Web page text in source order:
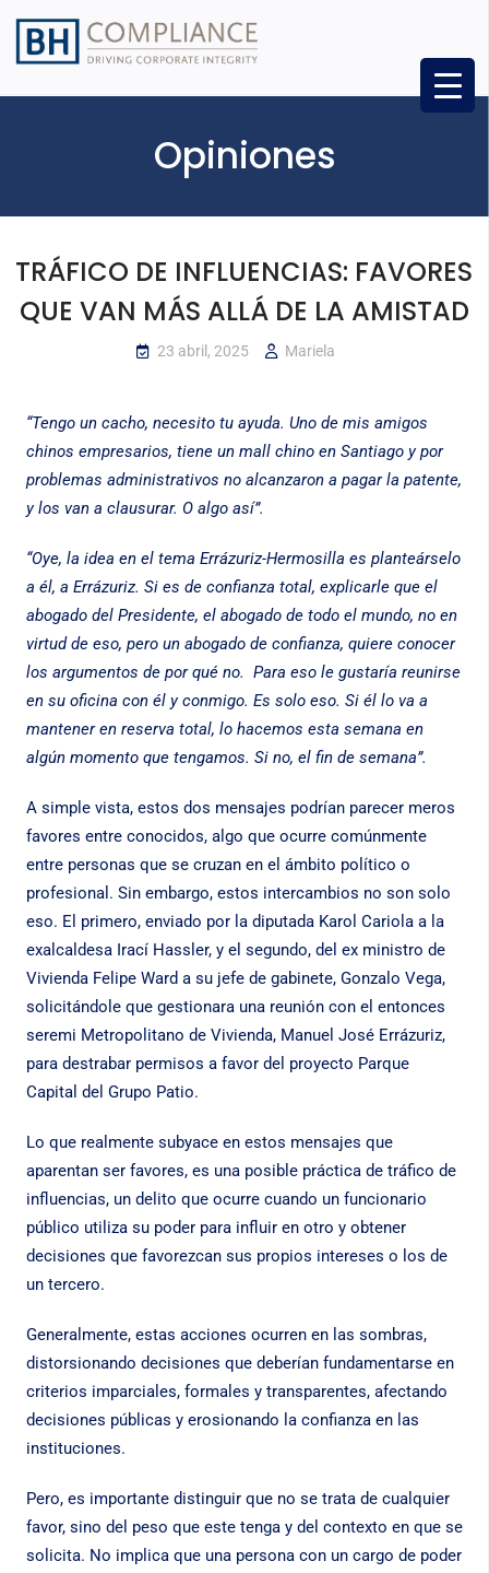
Opiniones
TRÁFICO DE INFLUENCIAS: FAVORES
QUE VAN MÁS ALLÁ DE LA AMISTAD
23 abril, 2025 Mariela
“Tengo un cacho, necesito tu ayuda. Uno de mis amigos
chinos empresarios, tiene un mall chino en Santiago y por
problemas administrativos no alcanzaron a pagar la patente,
y los van a clausurar. O algo así”.
“Oye, la idea en el tema Errázuriz-Hermosilla es planteárselo
a él, a Errázuriz. Si es de confianza total, explicarle que el
abogado del Presidente, el abogado de todo el mundo, no en
virtud de eso, pero un abogado de confianza, quiere conocer
los argumentos de por qué no. Para eso le gustaría reunirse
en su oficina con él y conmigo. Es solo eso. Si él lo va a
mantener en reserva total, lo hacemos esta semana en
algún momento que tengamos. Si no, el fin de semana”.
A simple vista, estos dos mensajes podrían parecer meros
favores entre conocidos, algo que ocurre comúnmente
entre personas que se cruzan en el ámbito político o
profesional. Sin embargo, estos intercambios no son solo
eso. El primero, enviado por la diputada Karol Cariola a la
exalcaldesa Irací Hassler, y el segundo, del ex ministro de
Vivienda Felipe Ward a su jefe de gabinete, Gonzalo Vega,
solicitándole que gestionara una reunión con el entonces
seremi Metropolitano de Vivienda, Manuel José Errázuriz,
para destrabar permisos a favor del proyecto Parque
Capital del Grupo Patio.
Lo que realmente subyace en estos mensajes que
aparentan ser favores, es una posible práctica de tráfico de
influencias, un delito que ocurre cuando un funcionario
público utiliza su poder para influir en otro y obtener
decisiones que favorezcan sus propios intereses o los de
un tercero.
Generalmente, estas acciones ocurren en las sombras,
distorsionando decisiones que deberían fundamentarse en
criterios imparciales, formales y transparentes, afectando
decisiones públicas y erosionando la confianza en las
instituciones.
Pero, es importante distinguir que no se trata de cualquier
favor, sino del peso que este tenga y del contexto en que se
solicita. No implica que una persona con un cargo de poder